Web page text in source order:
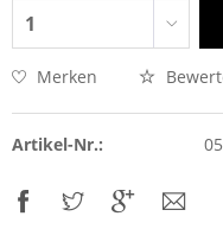
Merken
Artikel-Nr.: